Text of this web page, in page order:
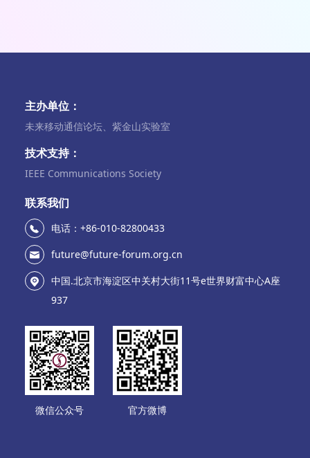
主办单位：
未来移动通信论坛、紫金山实验室
技术支持：
IEEE Communications Society
联系我们
电话：+86-010-82800433
future@future-forum.org.cn
中国.北京市海淀区中关村大街11号e世界财富中心A座
937
微信公众号 官方微博